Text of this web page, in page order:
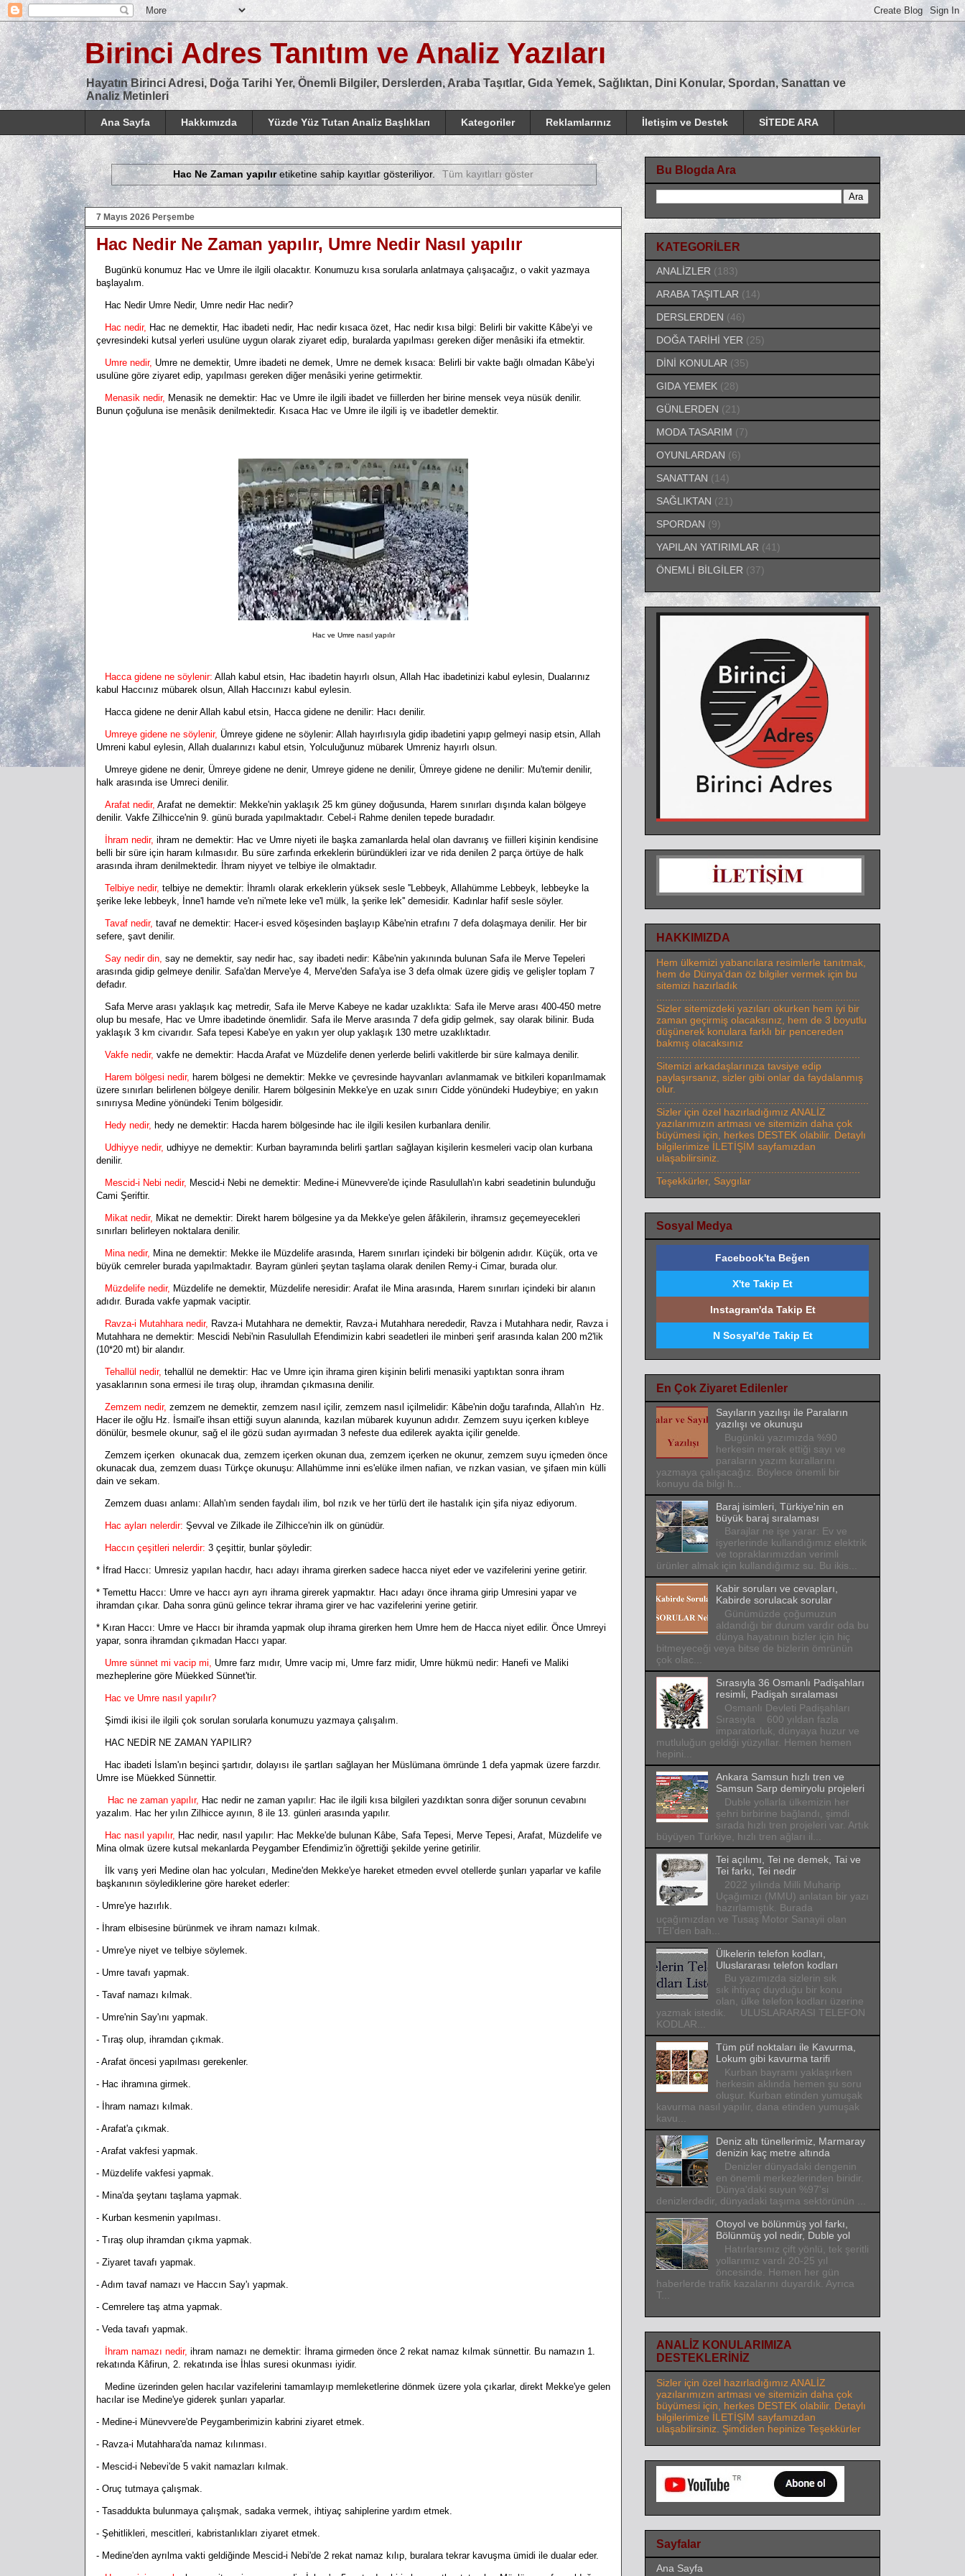
Birinci Adres Tanıtım ve Analiz Yazıları
Hayatın Birinci Adresi, Doğa Tarihi Yer, Önemli Bilgiler, Derslerden, Araba Taşıtlar, Gıda Yemek, Sağlıktan, Dini Konular, Spordan, Sanattan ve
Analiz Metinleri
Ana Sayfa Hakkımızda Yüzde Yüz Tutan Analiz Başlıkları Kategoriler Reklamlarınız İletişim ve Destek SİTEDE ARA
Hac Ne Zaman yapılıretiketine sahip kayıtlar gösteriliyor. Tüm kayıtları göster
7 Mayıs 2026 Perşembe
Hac Nedir Ne Zaman yapılır, Umre Nedir Nasıl yapılır
Bugünkü konumuz Hac ve Umre ile ilgili olacaktır. Konumuzu kısa sorularla anlatmaya çalışacağız, o vakit yazmaya
başlayalım.
Hac Nedir Umre Nedir, Umre nedir Hac nedir?
Hac nedir, Hac ne demektir, Hac ibadeti nedir, Hac nedir kısaca özet, Hac nedir kısa bilgi: Belirli bir vakitte Kâbe'yi ve
çevresindeki kutsal yerleri usulüne uygun olarak ziyaret edip, buralarda yapılması gereken diğer menâsiki ifa etmektir.
Umre nedir, Umre ne demektir, Umre ibadeti ne demek, Umre ne demek kısaca: Belirli bir vakte bağlı olmadan Kâbe'yi
usulüne göre ziyaret edip, yapılması gereken diğer menâsiki yerine getirmektir.
Menasik nedir, Menasik ne demektir: Hac ve Umre ile ilgili ibadet ve fiillerden her birine mensek veya nüsük denilir.
Bunun çoğuluna ise menâsik denilmektedir. Kısaca Hac ve Umre ile ilgili iş ve ibadetler demektir.
Hac ve Umre nasıl yapılır
Hacca gidene ne söylenir: Allah kabul etsin, Hac ibadetin hayırlı olsun, Allah Hac ibadetinizi kabul eylesin, Dualarınız
kabul Haccınız mübarek olsun, Allah Haccınızı kabul eylesin.
Hacca gidene ne denir Allah kabul etsin, Hacca gidene ne denilir: Hacı denilir.
Umreye gidene ne söylenir, Ümreye gidene ne söylenir: Allah hayırlısıyla gidip ibadetini yapıp gelmeyi nasip etsin, Allah
Umreni kabul eylesin, Allah dualarınızı kabul etsin, Yolculuğunuz mübarek Umreniz hayırlı olsun.
Umreye gidene ne denir, Ümreye gidene ne denir, Umreye gidene ne denilir, Ümreye gidene ne denilir: Mu'temir denilir,
halk arasında ise Umreci denilir.
Arafat nedir, Arafat ne demektir: Mekke'nin yaklaşık 25 km güney doğusunda, Harem sınırları dışında kalan bölgeye
denilir. Vakfe Zilhicce'nin 9. günü burada yapılmaktadır. Cebel-i Rahme denilen tepede buradadır.
İhram nedir, ihram ne demektir: Hac ve Umre niyeti ile başka zamanlarda helal olan davranış ve fiilleri kişinin kendisine
belli bir süre için haram kılmasıdır. Bu süre zarfında erkeklerin büründükleri izar ve rida denilen 2 parça örtüye de halk
arasında ihram denilmektedir. İhram niyyet ve telbiye ile olmaktadır.
Telbiye nedir, telbiye ne demektir: İhramlı olarak erkeklerin yüksek sesle ''Lebbeyk, Allahümme Lebbeyk, lebbeyke la
şerike leke lebbeyk, İnne'l hamde ve'n ni'mete leke ve'l mülk, la şerike lek'' demesidir. Kadınlar hafif sesle söyler.
Tavaf nedir, tavaf ne demektir: Hacer-i esved köşesinden başlayıp Kâbe'nin etrafını 7 defa dolaşmaya denilir. Her bir
sefere, şavt denilir.
Say nedir din, say ne demektir, say nedir hac, say ibadeti nedir: Kâbe'nin yakınında bulunan Safa ile Merve Tepeleri
arasında gidip gelmeye denilir. Safa'dan Merve'ye 4, Merve'den Safa'ya ise 3 defa olmak üzere gidiş ve gelişler toplam 7
defadır.
Safa Merve arası yaklaşık kaç metredir, Safa ile Merve Kabeye ne kadar uzaklıkta: Safa ile Merve arası 400-450 metre
olup bu mesafe, Hac ve Umre ibadetinde önemlidir. Safa ile Merve arasında 7 defa gidip gelmek, say olarak bilinir. Buda
yaklaşık 3 km civarıdır. Safa tepesi Kabe'ye en yakın yer olup yaklaşık 130 metre uzaklıktadır.
Vakfe nedir, vakfe ne demektir: Hacda Arafat ve Müzdelife denen yerlerde belirli vakitlerde bir süre kalmaya denilir.
Harem bölgesi nedir, harem bölgesi ne demektir: Mekke ve çevresinde hayvanları avlanmamak ve bitkileri koparılmamak
üzere sınırları belirlenen bölgeye denilir. Harem bölgesinin Mekke'ye en uzak sınırı Cidde yönündeki Hudeybiye; en yakın
sınırıysa Medine yönündeki Tenim bölgesidir.
Hedy nedir, hedy ne demektir: Hacda harem bölgesinde hac ile ilgili kesilen kurbanlara denilir.
Udhiyye nedir, udhiyye ne demektir: Kurban bayramında belirli şartları sağlayan kişilerin kesmeleri vacip olan kurbana
denilir.
Mescid-i Nebi nedir, Mescid-i Nebi ne demektir: Medine-i Münevvere'de içinde Rasulullah'ın kabri seadetinin bulunduğu
Cami Şeriftir.
Mikat nedir, Mikat ne demektir: Direkt harem bölgesine ya da Mekke'ye gelen âfâkilerin, ihramsız geçemeyecekleri
sınırları belirleyen noktalara denilir.
Mina nedir, Mina ne demektir: Mekke ile Müzdelife arasında, Harem sınırları içindeki bir bölgenin adıdır. Küçük, orta ve
büyük cemreler burada yapılmaktadır. Bayram günleri şeytan taşlama olarak denilen Remy-i Cimar, burada olur.
Müzdelife nedir, Müzdelife ne demektir, Müzdelife neresidir: Arafat ile Mina arasında, Harem sınırları içindeki bir alanın
adıdır. Burada vakfe yapmak vaciptir.
Ravza-i Mutahhara nedir, Ravza-i Mutahhara ne demektir, Ravza-i Mutahhara nerededir, Ravza i Mutahhara nedir, Ravza i
Mutahhara ne demektir: Mescidi Nebi'nin Rasulullah Efendimizin kabri seadetleri ile minberi şerif arasında kalan 200 m2'lik
(10*20 mt) bir alandır.
Tehallül nedir, tehallül ne demektir: Hac ve Umre için ihrama giren kişinin belirli menasiki yaptıktan sonra ihram
yasaklarının sona ermesi ile tıraş olup, ihramdan çıkmasına denilir.
Zemzem nedir, zemzem ne demektir, zemzem nasıl içilir, zemzem nasıl içilmelidir: Kâbe'nin doğu tarafında, Allah'ın Hz.
Hacer ile oğlu Hz. İsmail'e ihsan ettiği suyun alanında, kazılan mübarek kuyunun adıdır. Zemzem suyu içerken kıbleye
dönülür, besmele okunur, sağ el ile gözü sudan ayırmadan 3 nefeste dua edilerek ayakta içilir genelde.
Zemzem içerken okunacak dua, zemzem içerken okunan dua, zemzem içerken ne okunur, zemzem suyu içmeden önce
okunacak dua, zemzem duası Türkçe okunuşu: Allahümme inni es'elüke ilmen nafian, ve rızkan vasian, ve şifaen min külli
dain ve sekam.
Zemzem duası anlamı: Allah'ım senden faydalı ilim, bol rızık ve her türlü dert ile hastalık için şifa niyaz ediyorum.
Hac ayları nelerdir: Şevval ve Zilkade ile Zilhicce'nin ilk on günüdür.
Haccın çeşitleri nelerdir: 3 çeşittir, bunlar şöyledir:
* İfrad Haccı: Umresiz yapılan hacdır, hacı adayı ihrama girerken sadece hacca niyet eder ve vazifelerini yerine getirir.
* Temettu Haccı: Umre ve haccı ayrı ayrı ihrama girerek yapmaktır. Hacı adayı önce ihrama girip Umresini yapar ve
ihramdan çıkar. Daha sonra günü gelince tekrar ihrama girer ve hac vazifelerini yerine getirir.
* Kıran Haccı: Umre ve Haccı bir ihramda yapmak olup ihrama girerken hem Umre hem de Hacca niyet edilir. Önce Umreyi
yapar, sonra ihramdan çıkmadan Haccı yapar.
Umre sünnet mi vacip mi, Umre farz mıdır, Umre vacip mi, Umre farz midir, Umre hükmü nedir: Hanefi ve Maliki
mezheplerine göre Müekked Sünnet'tir.
Hac ve Umre nasıl yapılır?
Şimdi ikisi ile ilgili çok sorulan sorularla konumuzu yazmaya çalışalım.
HAC NEDİR NE ZAMAN YAPILIR?
Hac ibadeti İslam'ın beşinci şartıdır, dolayısı ile şartları sağlayan her Müslümana ömründe 1 defa yapmak üzere farzdır.
Umre ise Müekked Sünnettir.
Hac ne zaman yapılır, Hac nedir ne zaman yapılır: Hac ile ilgili kısa bilgileri yazdıktan sonra diğer sorunun cevabını
yazalım. Hac her yılın Zilhicce ayının, 8 ile 13. günleri arasında yapılır.
Hac nasıl yapılır, Hac nedir, nasıl yapılır: Hac Mekke'de bulunan Kâbe, Safa Tepesi, Merve Tepesi, Arafat, Müzdelife ve
Mina olmak üzere kutsal mekanlarda Peygamber Efendimiz'in öğrettiği şekilde yerine getirilir.
İlk varış yeri Medine olan hac yolcuları, Medine'den Mekke'ye hareket etmeden evvel otellerde şunları yaparlar ve kafile
başkanının söylediklerine göre hareket ederler:
- Umre'ye hazırlık.
- İhram elbisesine bürünmek ve ihram namazı kılmak.
- Umre'ye niyet ve telbiye söylemek.
- Umre tavafı yapmak.
- Tavaf namazı kılmak.
- Umre'nin Say'ını yapmak.
- Tıraş olup, ihramdan çıkmak.
- Arafat öncesi yapılması gerekenler.
- Hac ihramına girmek.
- İhram namazı kılmak.
- Arafat'a çıkmak.
- Arafat vakfesi yapmak.
- Müzdelife vakfesi yapmak.
- Mina'da şeytanı taşlama yapmak.
- Kurban kesmenin yapılması.
- Tıraş olup ihramdan çıkma yapmak.
- Ziyaret tavafı yapmak.
- Adım tavaf namazı ve Haccın Say'ı yapmak.
- Cemrelere taş atma yapmak.
- Veda tavafı yapmak.
İhram namazı nedir, ihram namazı ne demektir: İhrama girmeden önce 2 rekat namaz kılmak sünnettir. Bu namazın 1.
rekatında Kâfirun, 2. rekatında ise İhlas suresi okunması iyidir.
Medine üzerinden gelen hacılar vazifelerini tamamlayıp memleketlerine dönmek üzere yola çıkarlar, direkt Mekke'ye gelen
hacılar ise Medine'ye giderek şunları yaparlar.
- Medine-i Münevvere'de Peygamberimizin kabrini ziyaret etmek.
- Ravza-i Mutahhara'da namaz kılınması.
- Mescid-i Nebevi'de 5 vakit namazları kılmak.
- Oruç tutmaya çalışmak.
- Tasaddukta bulunmaya çalışmak, sadaka vermek, ihtiyaç sahiplerine yardım etmek.
- Şehitlikleri, mescitleri, kabristanlıkları ziyaret etmek.
- Medine'den ayrılma vakti geldiğinde Mescid-i Nebi'de 2 rekat namaz kılıp, buralara tekrar kavuşma ümidi ile dualar eder.
Bu Blogda Ara
KATEGORİLER
ANALİZLER (183)
ARABA TAŞITLAR (14)
DERSLERDEN (46)
DOĞA TARİHİ YER (25)
DİNİ KONULAR (35)
GIDA YEMEK (28)
GÜNLERDEN (21)
MODA TASARIM (7)
OYUNLARDAN (6)
SANATTAN (14)
SAĞLIKTAN (21)
SPORDAN (9)
YAPILAN YATIRIMLAR (41)
ÖNEMLİ BİLGİLER (37)
HAKKIMIZDA
Hem ülkemizi yabancılara resimlerle tanıtmak,
hem de Dünya'dan öz bilgiler vermek için bu
sitemizi hazırladık
Sizler sitemizdeki yazıları okurken hem iyi bir
zaman geçirmiş olacaksınız, hem de 3 boyutlu
düşünerek konulara farklı bir pencereden
bakmış olacaksınız
Sitemizi arkadaşlarınıza tavsiye edip
paylaşırsanız, sizler gibi onlar da faydalanmış
olur.
Sizler için özel hazırladığımız ANALİZ
yazılarımızın artması ve sitemizin daha çok
büyümesi için, herkes DESTEK olabilir. Detaylı
bilgilerimize İLETİŞİM sayfamızdan
ulaşabilirsiniz.
Teşekkürler, Saygılar
Sosyal Medya
Facebook'ta Beğen
X'te Takip Et
Instagram'da Takip Et
N Sosyal'de Takip Et
En Çok Ziyaret Edilenler
Sayıların yazılışı ile Paraların
yazılışı ve okunuşu
Bugünkü yazımızda %90
herkesin merak ettiği sayı ve
paraların yazım kurallarını
yazmaya çalışacağız. Böylece önemli bir
konuyu da bilgi h...
Baraj isimleri, Türkiye'nin en
büyük baraj sıralaması
Barajlar ne işe yarar: Ev ve
işyerlerinde kullandığımız elektrik
ve topraklarımızdan verimli
ürünler almak için kullandığımız su. Bu ikis...
Kabir soruları ve cevapları,
Kabirde sorulacak sorular
Günümüzde çoğumuzun
aldandığı bir durum vardır oda bu
dünya hayatının bizler için hiç
bitmeyeceği veya bitse de bizlerin ömrünün
çok olac...
Sırasıyla 36 Osmanlı Padişahları
resimli, Padişah sıralaması
Osmanlı Devleti Padişahları
Sırasıyla 600 yıldan fazla
imparatorluk, dünyaya huzur ve
mutluluğun geldiği yüzyıllar. Hemen hemen
hepini...
Ankara Samsun hızlı tren ve
Samsun Sarp demiryolu projeleri
Duble yollarla ülkemizin her
şehri birbirine bağlandı, şimdi
sırada hızlı tren projeleri var. Artık
büyüyen Türkiye, hızlı tren ağları il...
Tei açılımı, Tei ne demek, Tai ve
Tei farkı, Tei nedir
2022 yılında Milli Muharip
Uçağımızı (MMU) anlatan bir yazı
hazırlamıştık. Burada
uçağımızdan ve Tusaş Motor Sanayii olan
TEI'den bah...
Ülkelerin telefon kodları,
Uluslararası telefon kodları
Bu yazımızda sizlerin sık
sık ihtiyaç duyduğu bir konu
olan, ülke telefon kodları üzerine
yazmak istedik. ULUSLARARASI TELEFON
KODLAR...
Tüm püf noktaları ile Kavurma,
Lokum gibi kavurma tarifi
Kurban bayramı yaklaşırken
herkesin aklında hemen şu soru
oluşur. Kurban etinden yumuşak
kavurma nasıl yapılır, dana etinden yumuşak
kavu...
Deniz altı tünellerimiz, Marmaray
denizin kaç metre altında
Denizler dünyadaki dengenin
en önemli merkezlerinden biridir.
Dünya'daki suyun %97'si
denizlerdedir, dünyadaki taşıma sektörünün ...
Otoyol ve bölünmüş yol farkı,
Bölünmüş yol nedir, Duble yol
Hatırlarsınız çift yönlü, tek şeritli
yollarımız vardı 20-25 yıl
öncesinde. Hemen her gün
haberlerde trafik kazalarını duyardık. Ayrıca
T...
ANALİZ KONULARIMIZA
DESTEKLERİNİZ
Sizler için özel hazırladığımız ANALİZ
yazılarımızın artması ve sitemizin daha çok
büyümesi için, herkes DESTEK olabilir. Detaylı
bilgilerimize İLETİŞİM sayfamızdan
ulaşabilirsiniz. Şimdiden hepinize Teşekkürler
Sayfalar
Ana Sayfa